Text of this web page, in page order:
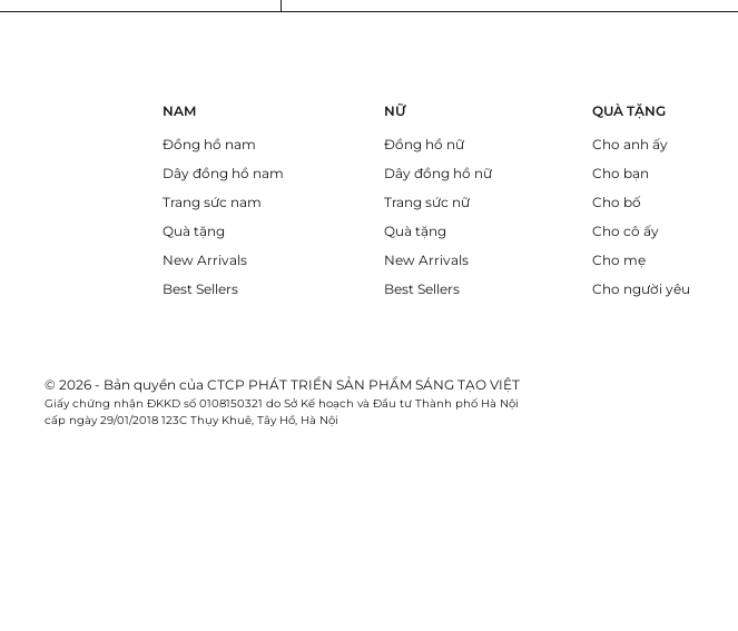
Fiona
NAM
Đồng hồ nam
Dây đồng hồ nam
Trang sức nam
Quà tặng
New Arrivals
Best Sellers
NỮ
Đồng hồ nữ
Dây đồng hồ nữ
Trang sức nữ
Quà tặng
New Arrivals
Best Sellers
QUÀ TẶNG
Cho anh ấy
Cho bạn
Cho bố
Cho cô ấy
Cho mẹ
Cho người yêu
© 2026 - Bản quyền của CTCP PHÁT TRIỂN SẢN PHẨM SÁNG TẠO VIỆT
Giấy chứng nhận ĐKKD số 0108150321 do Sở Kế hoạch và Đầu tư Thành phố Hà Nội
cấp ngày 29/01/2018 123C Thụy Khuê, Tây Hồ, Hà Nội